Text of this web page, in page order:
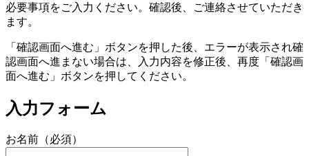
必要事項をご入力ください。確認後、ご連絡させていただき
ます。
「確認画面へ進む」ボタンを押した後、エラーが表示され確
認画面へ進まない場合は、入力内容を修正後、再度「確認画
面へ進む」ボタンを押してください。
入力フォーム
お名前 （必須）